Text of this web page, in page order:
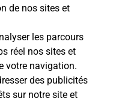
de nos sites et
les parcours
réel nos sites et
votre navigation.
des publicités
sur notre site et